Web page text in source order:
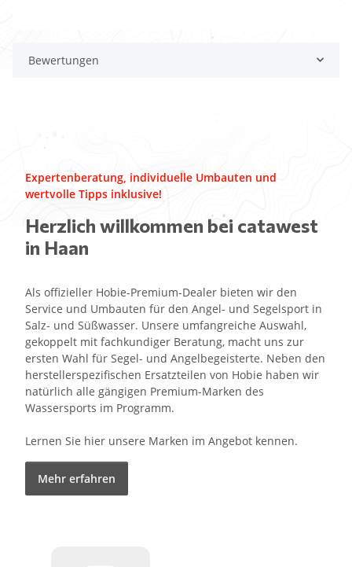
Bewertungen
Expertenberatung, individuelle Umbauten und
wertvolle Tipps inklusive!
Herzlich willkommen bei catawest
in Haan
Als offizieller Hobie-Premium-Dealer bieten wir den
Service und Umbauten für den Angel- und Segelsport in
Salz- und Süßwasser. Unsere umfangreiche Auswahl,
gekoppelt mit fachkundiger Beratung, macht uns zur
ersten Wahl für Segel- und Angelbegeisterte. Neben den
herstellerspezifischen Ersatzteilen von Hobie haben wir
natürlich alle gängigen Premium-Marken des
Wassersports im Programm.
Lernen Sie hier unsere Marken im Angebot kennen.
Mehr erfahren